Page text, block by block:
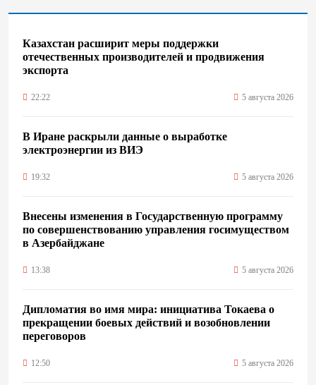
Казахстан расширит меры поддержки
отечественных производителей и продвижения
экспорта
22:22 5 августа 2026
В Иране раскрыли данные о выработке
электроэнергии из ВИЭ
19:32 5 августа 2026
Внесены изменения в Государственную программу
по совершенствованию управления госимуществом
в Азербайджане
13:38 5 августа 2026
Дипломатия во имя мира: инициатива Токаева о
прекращении боевых действий и возобновлении
переговоров
12:50 5 августа 2026